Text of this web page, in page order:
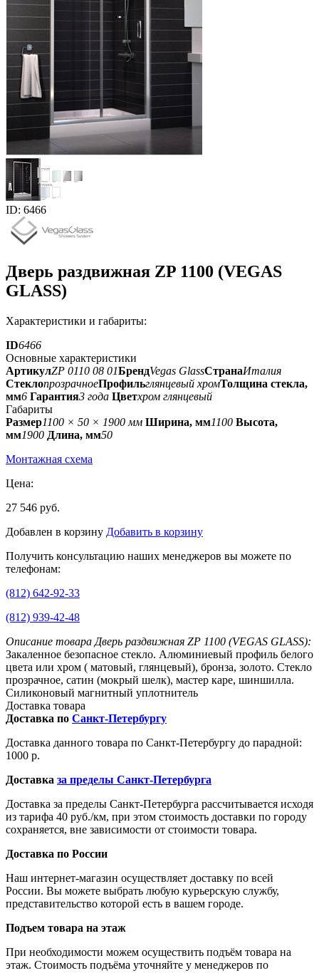
ID: 6466
Дверь раздвижная ZP 1100 (VEGAS
GLASS)
Характеристики и габариты:
ID6466
Основные характеристики
АртикулZP 0110 08 01БрендVegas GlassСтранаИталия
СтеклопрозрачноеПрофильглянцевый хромТолщина стекла,
мм6 Гарантия3 года Цветхром глянцевый
Габариты
Размер1100 × 50 × 1900 мм Ширина, мм1100 Высота,
мм1900 Длина, мм50
Монтажная схема
Цена:
27 546 руб.
Добавлен в корзину Добавить в корзину
Получить консультацию наших менеджеров вы можете по
телефонам:
(812) 642-92-33
(812) 939-42-48
Описание товара Дверь раздвижная ZP 1100 (VEGAS GLASS):
Закаленное безопасное стекло. Алюминиевый профиль белого
цвета или хром ( матовый, глянцевый), бронза, золото. Стекло
прозрачное, сатин (мокрый шелк), мастер каре, шиншилла.
Силиконовый магнитный уплотнитель
Доставка товара
Доставка по Санкт-Петербургу
Доставка данного товара по Санкт-Петербургу до парадной:
1000 р.
Доставка за пределы Санкт-Петербурга
Доставка за пределы Санкт-Петербурга рассчитывается исходя
из тарифа 40 руб./км, при этом стоимость доставки по городу
сохраняется, вне зависимости от стоимости товара.
Доставка по России
Наш интернет-магазин осуществляет доставку по всей
России. Вы можете выбрать любую курьерскую службу,
представительство которой есть в вашем городе.
Подъем товара на этаж
При необходимости можем осуществить подъём товара на
этаж. Стоимость подъёма уточняйте у менеджеров по